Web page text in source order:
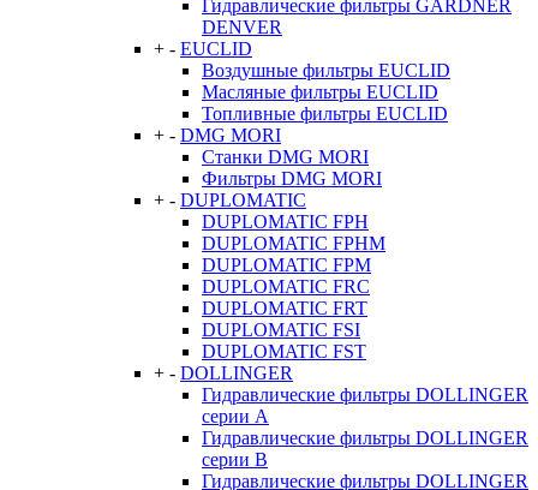
Гидравлические фильтры GARDNER
DENVER
+ - EUCLID
Воздушные фильтры EUCLID
Масляные фильтры EUCLID
Топливные фильтры EUCLID
+ - DMG MORI
Станки DMG MORI
Фильтры DMG MORI
+ - DUPLOMATIC
DUPLOMATIC FPH
DUPLOMATIC FPHM
DUPLOMATIC FPM
DUPLOMATIC FRC
DUPLOMATIC FRT
DUPLOMATIC FSI
DUPLOMATIC FST
+ - DOLLINGER
Гидравлические фильтры DOLLINGER
серии A
Гидравлические фильтры DOLLINGER
серии B
Гидравлические фильтры DOLLINGER